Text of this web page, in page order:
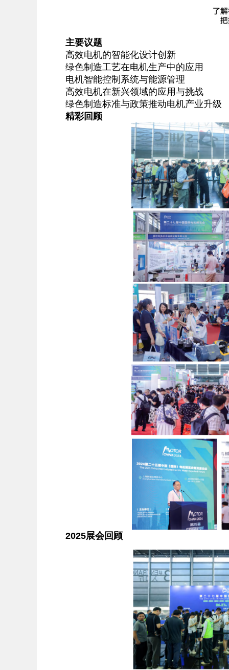
主要议题
高效电机的智能化设计创新
绿色制造工艺在电机生产中的应用
电机智能控制系统与能源管理
高效电机在新兴领域的应用与挑战
绿色制造标准与政策推动电机产业升级
精彩回顾
2025展会回顾